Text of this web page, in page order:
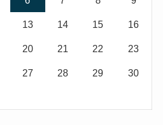
13 14 15 16
20 21 22 23
27 28 29 30